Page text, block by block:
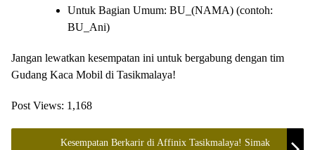
Untuk Bagian Umum: BU_(NAMA) (contoh:
BU_Ani)
Jangan lewatkan kesempatan ini untuk bergabung dengan tim
Gudang Kaca Mobil di Tasikmalaya!
Post Views: 1,168
Kesempatan Berkarir di Affinix Tasikmalaya! Simak